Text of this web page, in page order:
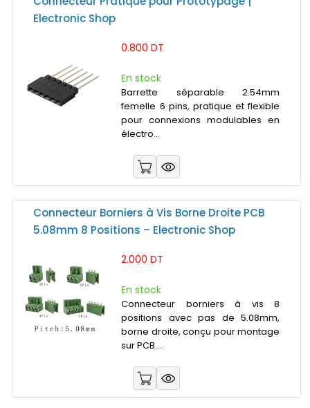
Electronic Shop
0.800 DT
En stock
Barrette séparable 2.54mm
femelle 6 pins, pratique et flexible
pour connexions modulables en
électro...
Connecteur Borniers à Vis Borne Droite PCB
5.08mm 8 Positions – Electronic Shop
2.000 DT
En stock
Connecteur borniers à vis 8
positions avec pas de 5.08mm,
borne droite, conçu pour montage
sur PCB....